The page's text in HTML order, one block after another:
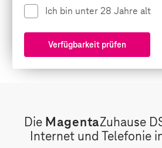
Ich bin unter 28 Jahre alt
Verfügbarkeit prüfen
Die MagentaZuhause
Internet und Telefonie